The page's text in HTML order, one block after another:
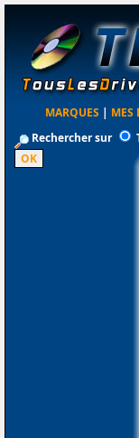
MARQUES | MES
Rechercher sur